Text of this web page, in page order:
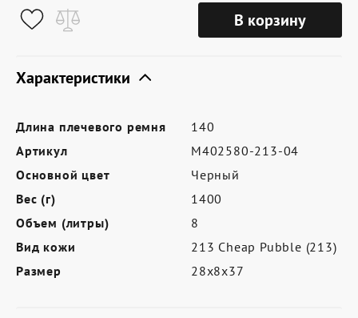
Условия доставки
Где купить
Партнерам
Контакты
Программа лояльности
Политика обработки персональных
данных
В корзину
Характеристики
Длина плечевого ремня
140
Артикул
M402580-213-04
Основной цвет
Черный
Вес (г)
1400
Объем (литры)
8
Вид кожи
213 Cheap Pubble (213)
Размер
28х8х37